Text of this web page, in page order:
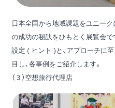
日本全国から地域課題をユニー
の成功の秘訣をひもとく展覧会
設定 ( ヒント )と、アプローチに
目し、各事例をご紹介します。
（３）空想旅行代理店